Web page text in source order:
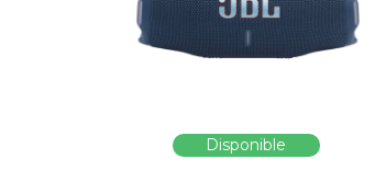
Disponible